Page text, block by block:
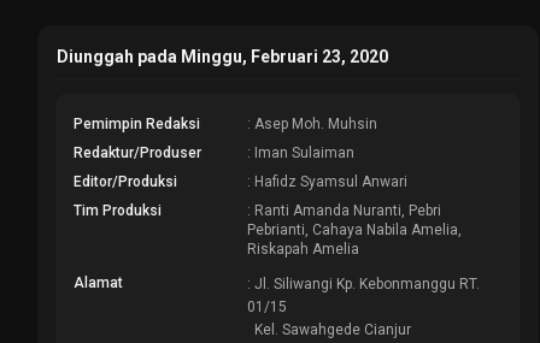
Diunggah pada Minggu, Februari 23, 2020
Pemimpin Redaksi
: Asep Moh. Muhsin
Redaktur/Produser
: Iman Sulaiman
Editor/Produksi
: Hafidz Syamsul Anwari
Tim Produksi
: Ranti Amanda Nuranti, Pebri
Pebrianti, Cahaya Nabila Amelia,
Riskapah Amelia
Alamat
: Jl. Siliwangi Kp. Kebonmanggu RT.
01/15
Kel. Sawahgede Cianjur